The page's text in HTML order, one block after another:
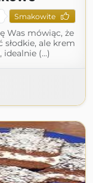
Smakowite
Was mówiąc, że
ale krem
(...)